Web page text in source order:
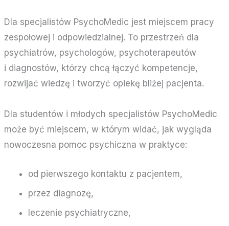
Dla specjalistów PsychoMedic jest miejscem pracy
zespołowej i odpowiedzialnej. To przestrzeń dla
psychiatrów, psychologów, psychoterapeutów
i diagnostów, którzy chcą łączyć kompetencje,
rozwijać wiedzę i tworzyć opiekę bliżej pacjenta.
Dla studentów i młodych specjalistów PsychoMedic
może być miejscem, w którym widać, jak wygląda
nowoczesna pomoc psychiczna w praktyce:
od pierwszego kontaktu z pacjentem,
przez diagnozę,
leczenie psychiatryczne,